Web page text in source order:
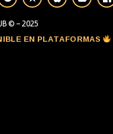
© - 2025
EN PLATAFORMAS